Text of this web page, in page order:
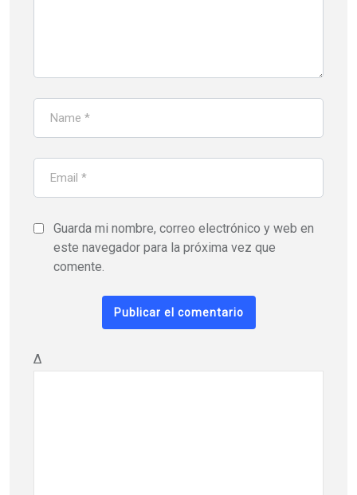
Guarda mi nombre, correo electrónico y web en
este navegador para la próxima vez que
comente.
Δ